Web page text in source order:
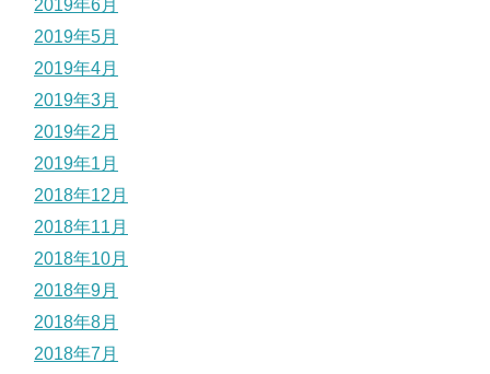
2019年6月
2019年5月
2019年4月
2019年3月
2019年2月
2019年1月
2018年12月
2018年11月
2018年10月
2018年9月
2018年8月
2018年7月